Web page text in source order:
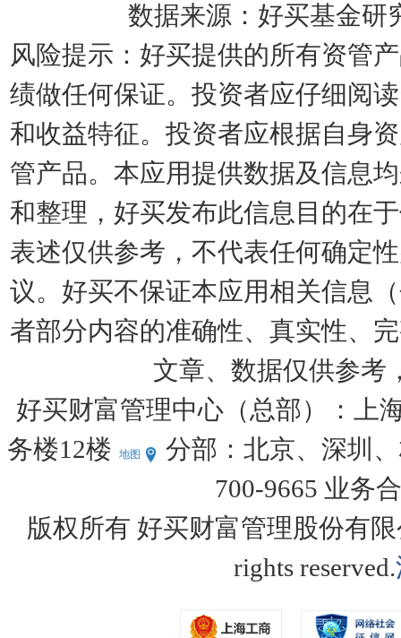
数据来源：好买基金研
风险提示：好买提供的所有资管
绩做任何保证。投资者应仔细阅
和收益特征。投资者应根据自身
管产品。本应用提供数据及信息
和整理，好买发布此信息目的在
表述仅供参考，不代表任何确定
议。好买不保证本应用相关信息
者部分内容的准确性、真实性、
文章、数据仅供参考
好买财富管理中心（总部）：上
务楼12楼
地图
分部：北京、深圳
700-9665 业务
版权所有 好买财富管理股份有
rights reserved.